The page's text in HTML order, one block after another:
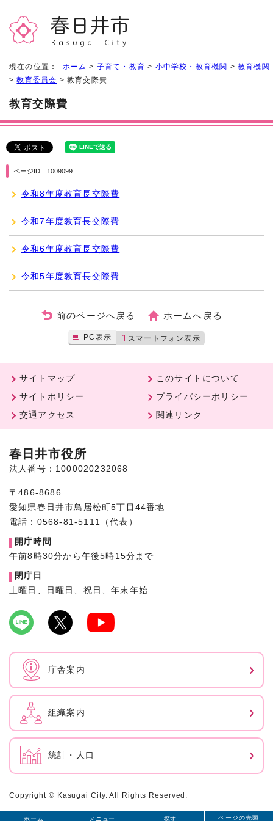
現在の位置： ホーム > 子育て・教育 > 小中学校・教育機関 >教育機関
>教育委員会 > 教育交際費
教育交際費
ページID 1009099
令和8年度教育長交際費
令和7年度教育長交際費
令和6年度教育長交際費
令和5年度教育長交際費
前のページへ戻る ホームへ戻る
PC表示 スマートフォン表示
メニュー
ホーム 探す ページの先頭
サイトマップ
このサイトについて
サイトポリシー
プライバシーポリシー
交通アクセス
関連リンク
春日井市役所
法人番号：1000020232068
〒486-8686
愛知県春日井市鳥居松町5丁目44番地
電話：0568-81-5111（代表）
開庁時間
午前8時30分から午後5時15分まで
閉庁日
土曜日、日曜日、祝日、年末年始
庁舎案内
組織案内
統計・人口
Copyright © Kasugai City. All Rights Reserved.